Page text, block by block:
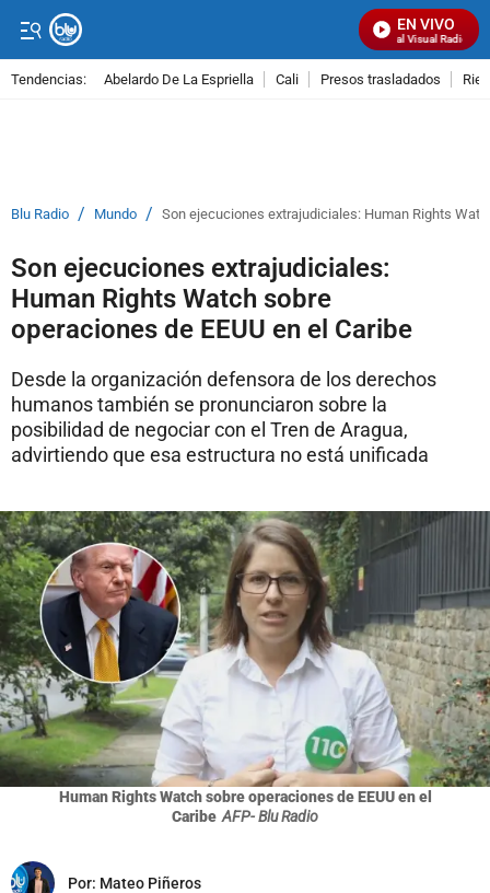
EN VIVO
Señal Visual Radio
Tendencias: Abelardo De La Espriella Cali Presos trasladados
Blu Radio / Mundo / Son ejecuciones extrajudiciales: Human Rights
Son ejecuciones extrajudiciales:
Human Rights Watch sobre
operaciones de EEUU en el Caribe
Desde la organización defensora de los derechos
humanos también se pronunciaron sobre la
posibilidad de negociar con el Tren de Aragua,
advirtiendo que esa estructura no está unificada
Human Rights Watch sobre operaciones de EEUU en el
Caribe AFP- Blu Radio
Por: Mateo Piñeros